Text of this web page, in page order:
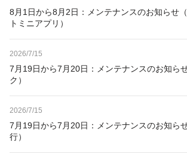
8月1日から8月2日：メンテナンスのお知らせ
トミニアプリ）
2026/7/15
7月19日から7月20日：メンテナンスのお知ら
ク）
2026/7/15
7月19日から7月20日：メンテナンスのお知ら
行）